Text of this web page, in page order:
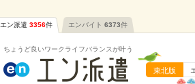
エン派遣 3356件 エンバイト 6373件
ちょうど良いワークライフバランスが叶う
東北版